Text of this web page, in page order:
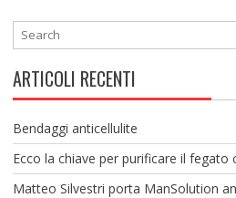
ARTICOLI RECENTI
Bendaggi anticellulite
Ecco la chiave per purificare il fegato
Matteo Silvestri porta ManSolution